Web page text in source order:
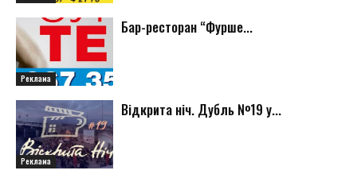
Реклама
Бар-ресторан “Фурше...
Реклама
Відкрита ніч. Дубль №19 у...